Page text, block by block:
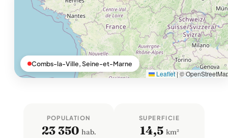
Leaflet|©
Combs-la-Ville, Seine-et-Marne
POPULATION
23 350 hab.
SUPERFICIE
14,5 km²